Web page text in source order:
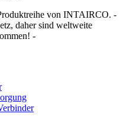
von INTAIRCO. -
daher sind weltweite
-